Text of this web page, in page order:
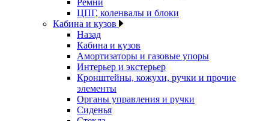
Ремни
ЦПГ, коленвалы и блоки
Кабина и кузов
Назад
Кабина и кузов
Амортизаторы и газовые упоры
Интерьер и экстерьер
Кронштейны, кожухи, ручки и прочие
элементы
Органы управления и ручки
Сиденья